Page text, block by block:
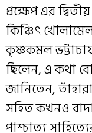
প্রক্ষেপ এর
কিঞ্চিৎ
কৃষ্ণকমল
ছিলেন, এ কথা
জানিতেন,
সহিত কখনও
পাশ্চাত্য